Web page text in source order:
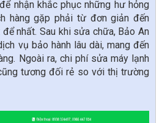
nhận khắc phục những hư hỏng
hàng gặp phải từ đơn giản đến
nhất. Sau khi sửa chữa, Bảo An
vụ bảo hành lâu dài, mang đến
Ngoài ra, chi phí sửa máy lạnh
tương đối rẻ so với thị trường